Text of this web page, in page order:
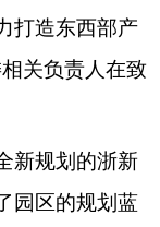
打造东西部产
关负责人在致
规划的浙新
园区的规划蓝